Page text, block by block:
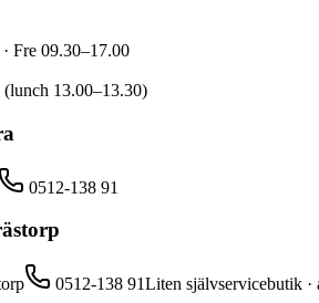
Fre 09.30–17.00
13.00–13.30)
0512-138 91
0512-138 91Liten självservicebutik ·